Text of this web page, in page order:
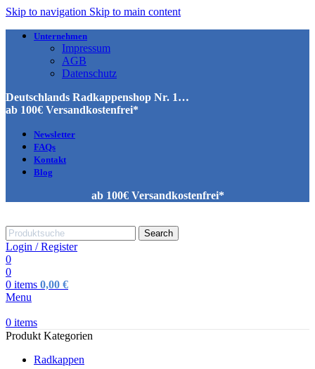
Skip to navigation Skip to main content
Unternehmen
Impressum
AGB
Datenschutz
Deutschlands Radkappenshop Nr. 1…
ab 100€ Versandkostenfrei*
Newsletter
FAQs
Kontakt
Blog
ab 100€ Versandkostenfrei*
Search
Login / Register
0
0
0 items 0,00 €
Menu
0 items
Produkt Kategorien
Radkappen